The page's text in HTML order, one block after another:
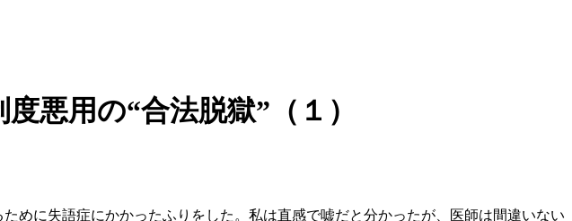
悪用の“合法脱獄”（１）
めに失語症にかかったふりをした。私は直感で嘘だと分かったが、医師は間違いない